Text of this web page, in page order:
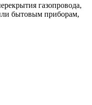
газопровода,
бытовым приборам,